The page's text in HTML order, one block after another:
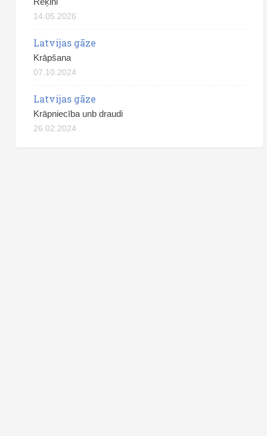
14.05.2026
Latvijas gāze
Krāpšana
07.10.2024
Latvijas gāze
Krāpniecība unb draudi
26.02.2024